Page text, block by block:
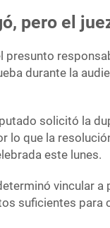
pero el
presunto
durante la
solicitó la
lo que la
este lunes.
vincular a
suficientes para